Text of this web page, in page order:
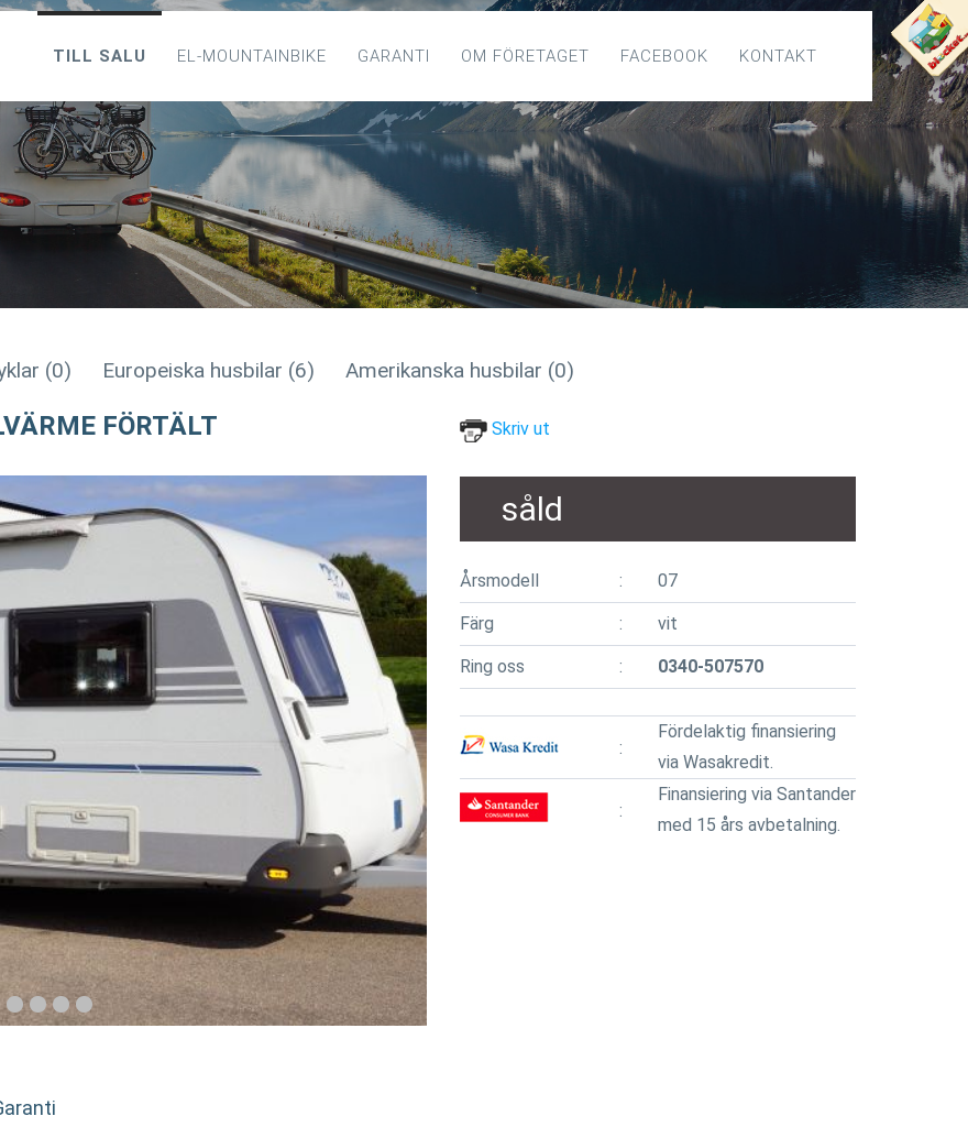
TILL SALU EL-MOUNTAINBIKE GARANTI OM FÖRETAGET FACEBOOK KONTAKT
(0) Europeiska husbilar (6) Amerikanska husbilar (0)
FÖRTÄLT Skriv ut
såld
Årsmodell 07
Färg vit
Ring oss 0340-507570
Fördelaktig finansiering
via Wasakredit.
Finansiering via Santander
med 15 års avbetalning.